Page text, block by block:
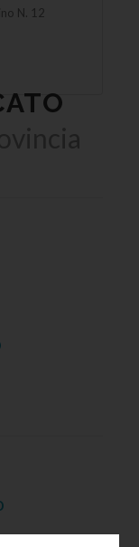
N. 12